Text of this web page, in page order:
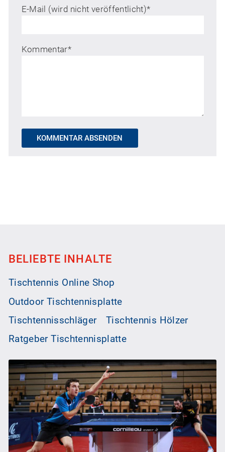
E-Mail (wird nicht veröffentlicht)*
Kommentar*
KOMMENTAR ABSENDEN
BELIEBTE INHALTE
Tischtennis Online Shop
Outdoor Tischtennisplatte
Tischtennisschläger
Tischtennis Hölzer
Ratgeber Tischtennisplatte